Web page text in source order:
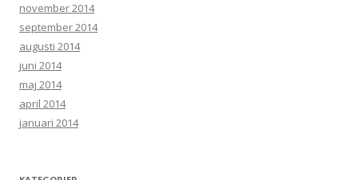
november 2014
september 2014
augusti 2014
juni 2014
maj 2014
april 2014
januari 2014